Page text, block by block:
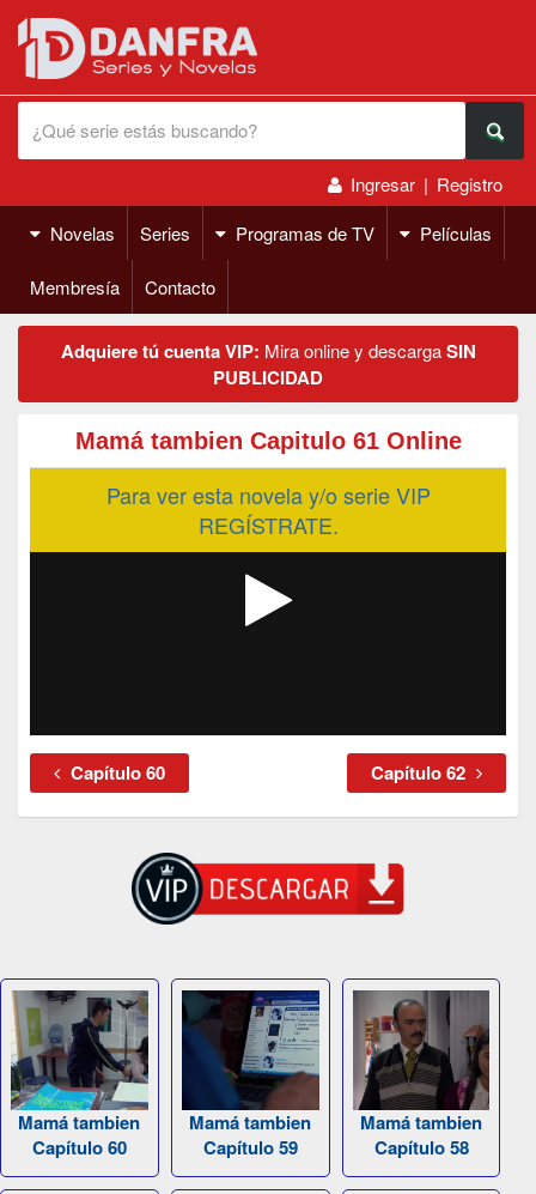
Ingresar | Registro
Novelas
Series Programas de TV Películas
Membresía Contacto
Adquiere tú cuenta VIP: Mira online y descargaSIN
PUBLICIDAD
Mamá tambien Capitulo 61 Online
Para ver esta novela y/o serie VIP
REGÍSTRATE.
Capítulo 60 Capítulo 62
Mamá tambien
Capítulo 60
Mamá tambien
Capítulo 59
Mamá tambien
Capítulo 58